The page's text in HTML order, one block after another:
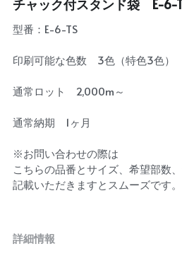
チャック付スタンド袋 E-6-
型番：E-6-TS
印刷可能な色数 3色（特色3色）
通常ロット 2,000m～
通常納期 1ヶ月
※お問い合わせの際は
こちらの品番とサイズ、希望部数
記載いただきますとスムーズです。
詳細情報